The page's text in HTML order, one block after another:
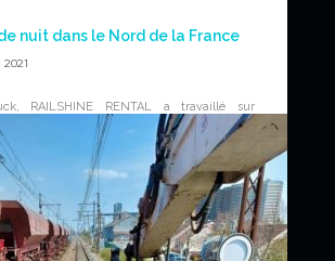
nuit dans le Nord de la France
RAILSHINE RENTAL a travaillé sur
de nuit pour des travaux caténaires.
est disponible partout en France et,
conducteurs expérimentés et polyvalents, est
tous types de travaux ferroviaires sur
de voies ferrées.